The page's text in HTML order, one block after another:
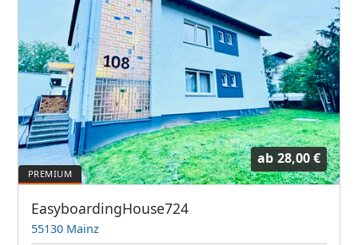
ab 28,00 €
EasyboardingHouse724
55130 Mainz